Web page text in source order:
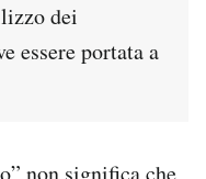
dei
essere portata a